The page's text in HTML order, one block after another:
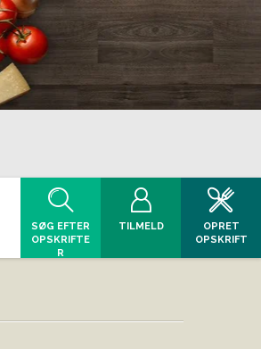
SØG EFTER
OPSKRIFTE
R
TILMELD
OPRET
OPSKRIFT